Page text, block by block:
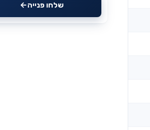
שלחו פנייה